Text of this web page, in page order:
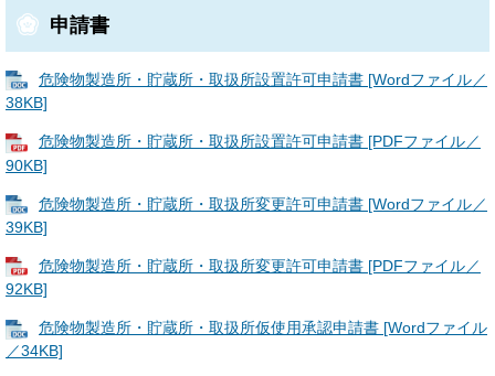
申請書
危険物製造所・貯蔵所・取扱所設置許可申請書 [Wordファイル／
38KB]
危険物製造所・貯蔵所・取扱所設置許可申請書 [PDFファイル／
90KB]
危険物製造所・貯蔵所・取扱所変更許可申請書 [Wordファイル／
39KB]
危険物製造所・貯蔵所・取扱所変更許可申請書 [PDFファイル／
92KB]
危険物製造所・貯蔵所・取扱所仮使用承認申請書 [Wordファイル
／34KB]